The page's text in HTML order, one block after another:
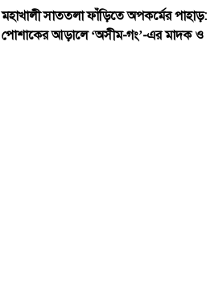
মহাখালী সাততলা ফাঁড়িতে অপকর্মের পাহাড়:
পোশাকের আড়ালে ‘অসীম-গং’-এর মাদক ও